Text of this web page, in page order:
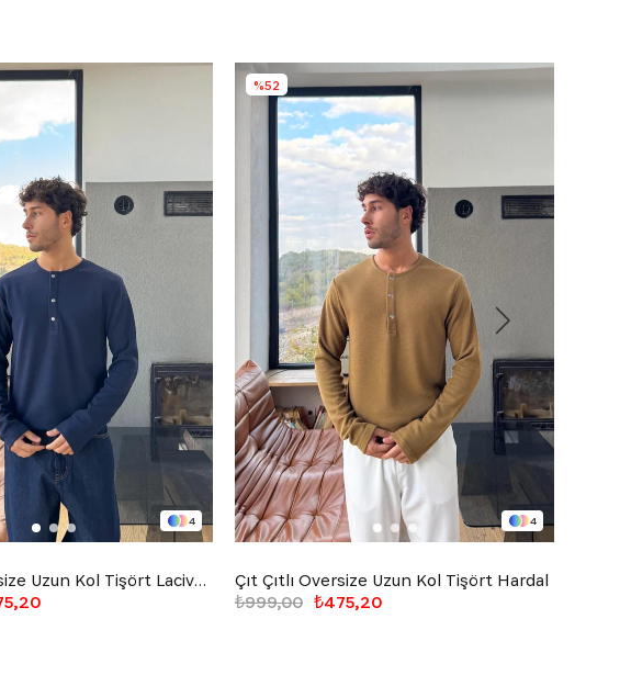
4
Çıt Çıtlı Oversize Uzun Kol Tişört Lacivert
4
Çıt Çıtlı Oversize Uzun Kol Tişört Hardal
₺475,20
₺999,00
%52